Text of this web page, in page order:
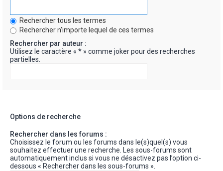
Rechercher tous les termes
Rechercher n’importe lequel de ces termes
Rechercher par auteur :
Utilisez le caractère « * » comme joker pour des recherches
partielles.
Options de recherche
Rechercher dans les forums :
Choisissez le forum ou les forums dans le(s)quel(s) vous
souhaitez effectuer une recherche. Les sous-forums sont
automatiquement inclus si vous ne désactivez pas l’option ci-
dessous « Rechercher dans les sous-forums ».